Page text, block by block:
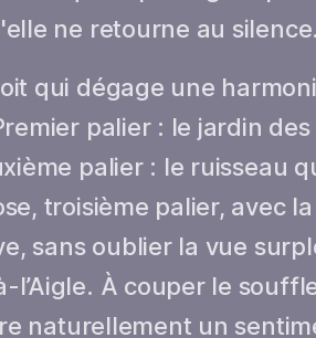
ne retourne au silence.
qui dégage une
palier : le jardin
palier : le ruisseau
troisième palier, avec
sans oublier la vue
l’Aigle. À couper le
naturellement un